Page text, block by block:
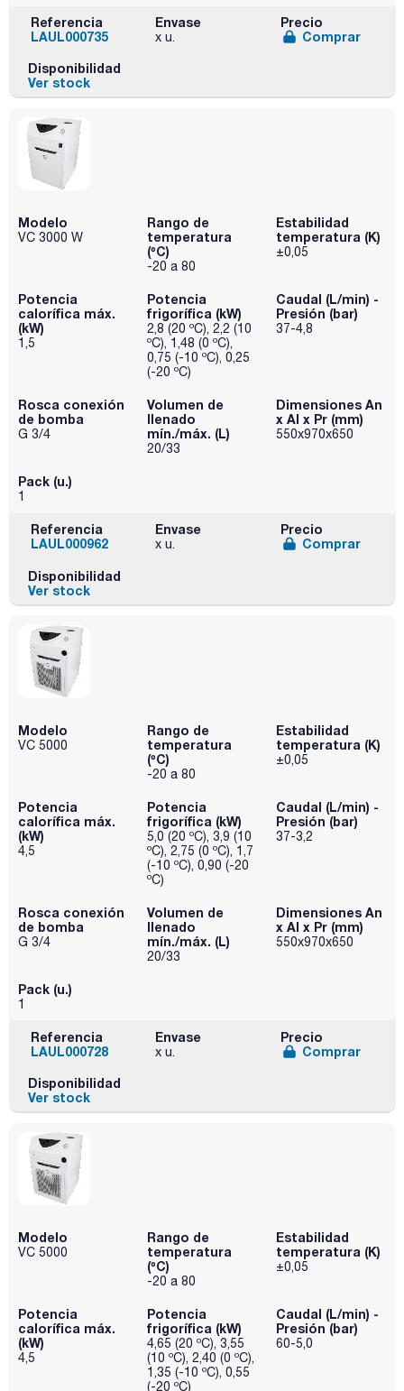
Referencia
LAUL000735
Envase
x u.
Precio
Comprar
Disponibilidad
Ver stock
Modelo
VC 3000 W
Rango de
temperatura
(ºC)
-20 a 80
Estabilidad
temperatura (K)
±0,05
Potencia
calorífica máx.
(kW)
1,5
Potencia
frigorífica (kW)
2,8 (20 ºC), 2,2 (10
ºC), 1,48 (0 ºC),
0,75 (-10 ºC), 0,25
(-20 ºC)
Caudal (L/min) -
Presión (bar)
37-4,8
Rosca conexión
de bomba
G 3/4
Volumen de
llenado
mín./máx. (L)
20/33
Dimensiones An
x Al x Pr (mm)
550x970x650
Pack (u.)
1
Referencia
LAUL000962
Envase
x u.
Precio
Comprar
Disponibilidad
Ver stock
Modelo
VC 5000
Rango de
temperatura
(ºC)
-20 a 80
Estabilidad
temperatura (K)
±0,05
Potencia
calorífica máx.
(kW)
4,5
Potencia
frigorífica (kW)
5,0 (20 ºC), 3,9 (10
ºC), 2,75 (0 ºC), 1,7
(-10 ºC), 0,90 (-20
ºC)
Caudal (L/min) -
Presión (bar)
37-3,2
Rosca conexión
de bomba
G 3/4
Volumen de
llenado
mín./máx. (L)
20/33
Dimensiones An
x Al x Pr (mm)
550x970x650
Pack (u.)
1
Referencia
LAUL000728
Envase
x u.
Precio
Comprar
Disponibilidad
Ver stock
Modelo
VC 5000
Rango de
temperatura
(ºC)
-20 a 80
Estabilidad
temperatura (K)
±0,05
Potencia
calorífica máx.
(kW)
4,5
Potencia
frigorífica (kW)
4,65 (20 ºC), 3,55
(10 ºC), 2,40 (0 ºC),
1,35 (-10 ºC), 0,55
(-20 ºC)
Caudal (L/min) -
Presión (bar)
60-5,0